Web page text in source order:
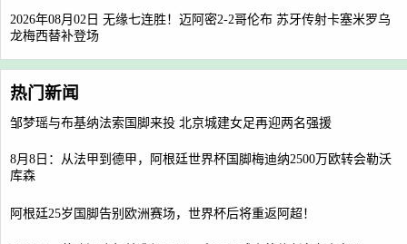
2026年08月02日 无缘七连胜！迈阿密2-2哥伦布 苏牙传射卡塞米罗乌
龙梅西替补登场
热门新闻
邹梦瑶与布基纳法索国脚来投 北京城建女足再迎两名强援
8月8日：从法甲到德甲，阿根廷世界杯国脚梅迪纳2500万欧转会勒沃
库森
阿根廷25岁国脚告别欧洲赛场，世界杯后将重返阿超！